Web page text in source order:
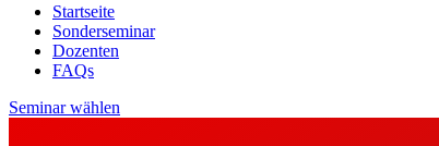
Startseite
Sonderseminar
Dozenten
FAQs
Seminar wählen